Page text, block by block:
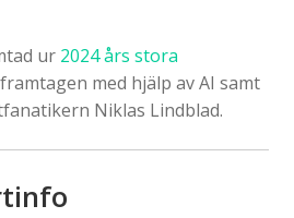
ur 2024 års stora
med hjälp av AI samt
Niklas Lindblad.